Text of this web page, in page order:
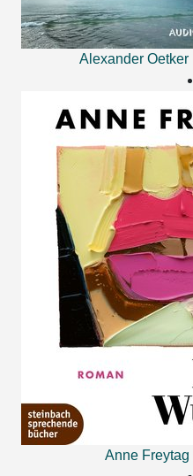
Alexander Oetker
Anne Freytag